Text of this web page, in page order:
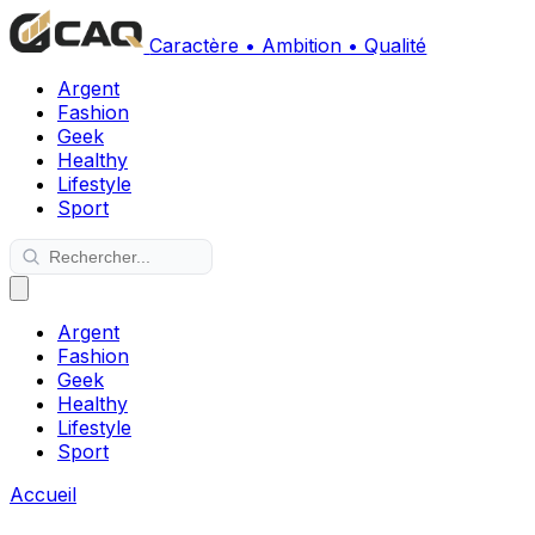
Caractère • Ambition • Qualité
Argent
Fashion
Geek
Healthy
Lifestyle
Sport
Argent
Fashion
Geek
Healthy
Lifestyle
Sport
Accueil